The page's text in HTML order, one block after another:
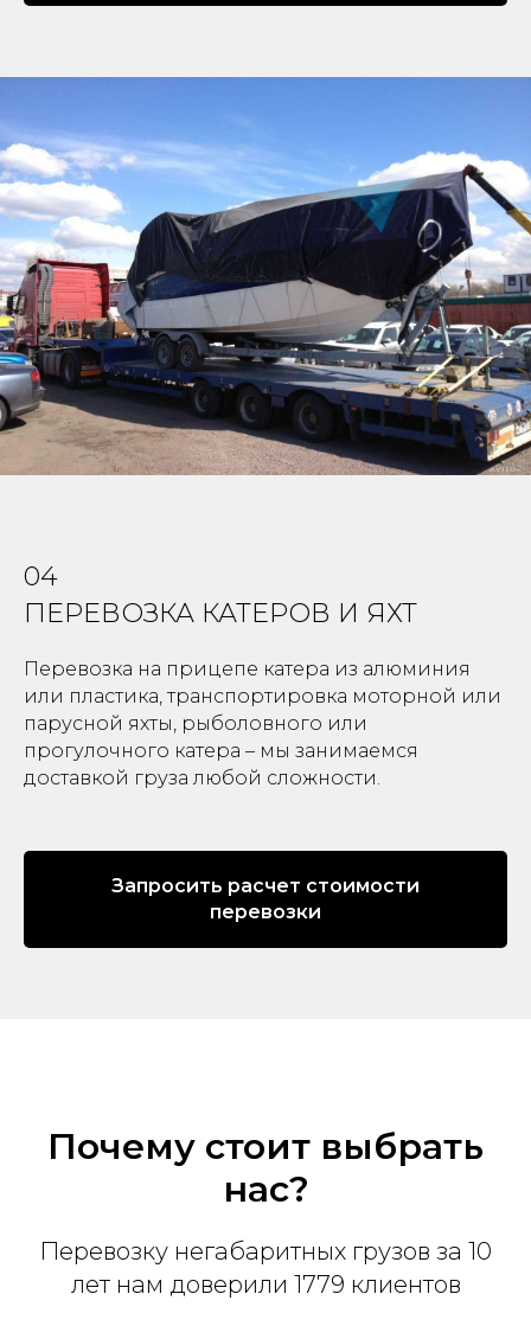
04
ПЕРЕВОЗКА КАТЕРОВ И ЯХТ
Перевозка на прицепе катера из алюминия
или пластика, транспортировка моторной или
парусной яхты, рыболовного или
прогулочного катера – мы занимаемся
доставкой груза любой сложности.
Запросить расчет стоимости
перевозки
Почему стоит выбрать
нас?
Перевозку негабаритных грузов за 10
лет нам доверили 1779 клиентов